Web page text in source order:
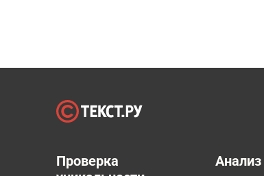
Проверка
Анализ